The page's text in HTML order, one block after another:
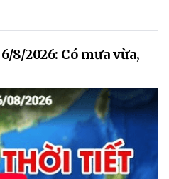
8/2026: Có mưa vừa,